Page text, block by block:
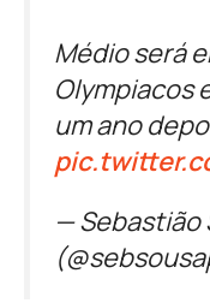
Médio será
Olympiacos
um ano
— Sebastião